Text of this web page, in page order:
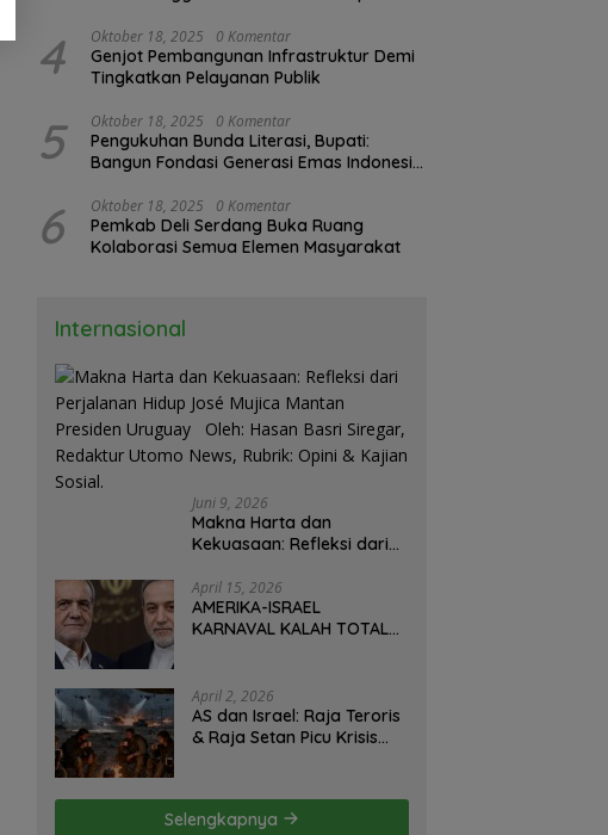
4 Oktober 18, 2025 0 Komentar
Genjot Pembangunan Infrastruktur Demi
Tingkatkan Pelayanan Publik
5 Oktober 18, 2025 0 Komentar
Pengukuhan Bunda Literasi, Bupati:
Bangun Fondasi Generasi Emas Indonesia
6 Oktober 18, 2025 0 Komentar
Pemkab Deli Serdang Buka Ruang
Kolaborasi Semua Elemen Masyarakat
Internasional
Juni 9, 2026
Makna Harta dan
Kekuasaan: Refleksi dari
Mujica Mantan Presiden
Uruguay Oleh: Hasan
Basri Siregar, Redaktur
April 15, 2026
AMERIKA-ISRAEL
KARNAVAL KALAH TOTAL
Strategi Gagal! – Oleh;
Hasan Basri Siregar.
April 2, 2026
AS dan Israel: Raja Teroris
& Raja Setan Picu Krisis
Basri Siregar, ketua JWI
DS.
Selengkapnya